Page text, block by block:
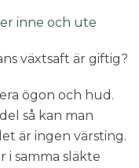
inne och ute
växtsaft är giftig?
ögon och hud.
så kan man
är ingen värsting.
i samma släkte